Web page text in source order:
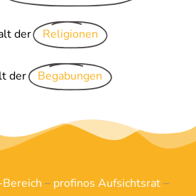
der Religionen
der Begabungen
– profinos Aufsichtsrat–